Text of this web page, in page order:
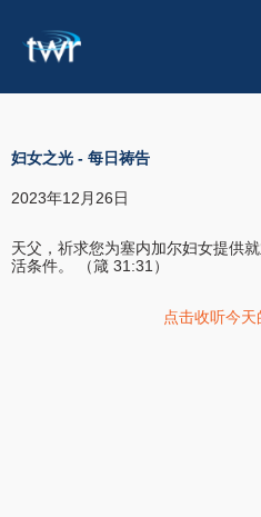
妇女之光 - 每日祷告
2023年12月26日
天父，祈求您为塞内加尔妇女提供
活条件。 （箴 31:31）
点击收听今天